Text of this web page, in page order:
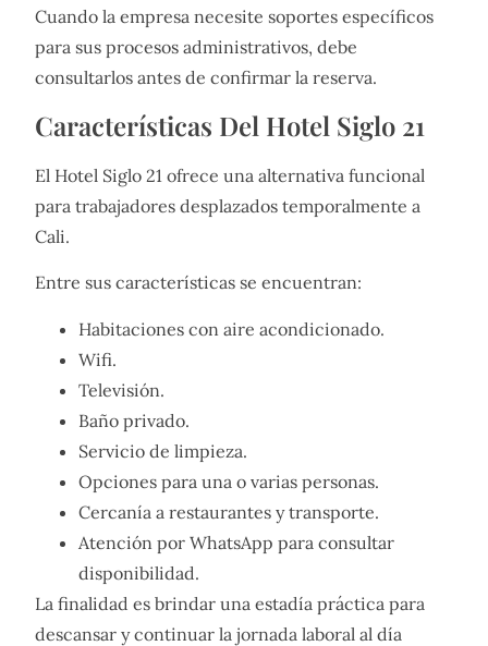
Cuando la empresa necesite soportes específicos
para sus procesos administrativos, debe
consultarlos antes de confirmar la reserva.
Características Del Hotel Siglo 21
El Hotel Siglo 21 ofrece una alternativa funcional
para trabajadores desplazados temporalmente a
Cali.
Entre sus características se encuentran:
Habitaciones con aire acondicionado.
Wifi.
Televisión.
Baño privado.
Servicio de limpieza.
Opciones para una o varias personas.
Cercanía a restaurantes y transporte.
Atención por WhatsApp para consultar
disponibilidad.
La finalidad es brindar una estadía práctica para
descansar y continuar la jornada laboral al día